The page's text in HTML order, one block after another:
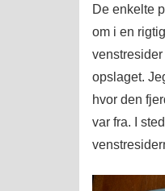
De enkelte
om i en
opslaget.
hvor den
var fra. I